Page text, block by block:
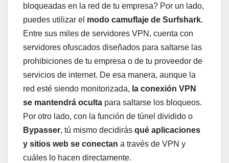
bloqueadas en la red de tu empresa? Por un lado,
puedes utilizar el modo camuflaje de Surfshark.
Entre sus miles de servidores VPN, cuenta con
servidores ofuscados diseñados para saltarse las
prohibiciones de tu empresa o de tu proveedor de
servicios de internet. De esa manera, aunque la
red esté siendo monitorizada, la conexión VPN
se mantendrá oculta para saltarse los bloqueos.
Por otro lado, con la función de túnel dividido o
Bypasser, tú mismo decidirás qué aplicaciones
y sitios web se conectan a través de VPN y
cuáles lo hacen directamente.